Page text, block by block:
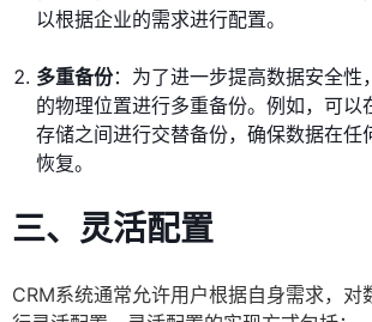
以根据企业的需求进行配置。
多重备份：为了进一步提高数据安全性
的物理位置进行多重备份。例如，可以
存储之间进行交替备份，确保数据在任
恢复。
三、灵活配置
CRM系统通常允许用户根据自身需求，对